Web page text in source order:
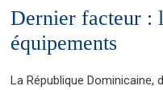
Dernier facteur :
équipements
La République Dominicaine,